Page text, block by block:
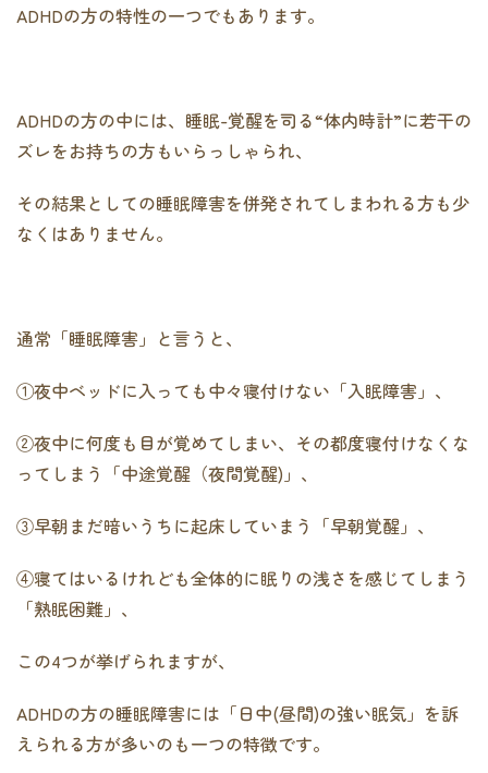
ADHDの方の特性の一つでもあります。
ADHDの方の中には、睡眠-覚醒を司る“体内時計”に若干の
ズレをお持ちの方もいらっしゃられ、
その結果としての睡眠障害を併発されてしまわれる方も少
なくはありません。
通常「睡眠障害」と言うと、
①夜中ベッドに入っても中々寝付けない「入眠障害」、
②夜中に何度も目が覚めてしまい、その都度寝付けなくな
ってしまう「中途覚醒（夜間覚醒)」、
③早朝まだ暗いうちに起床していまう「早朝覚醒」、
④寝てはいるけれども全体的に眠りの浅さを感じてしまう
「熟眠困難」、
この4つが挙げられますが、
ADHDの方の睡眠障害には「日中(昼間)の強い眠気」を訴
えられる方が多いのも一つの特徴です。